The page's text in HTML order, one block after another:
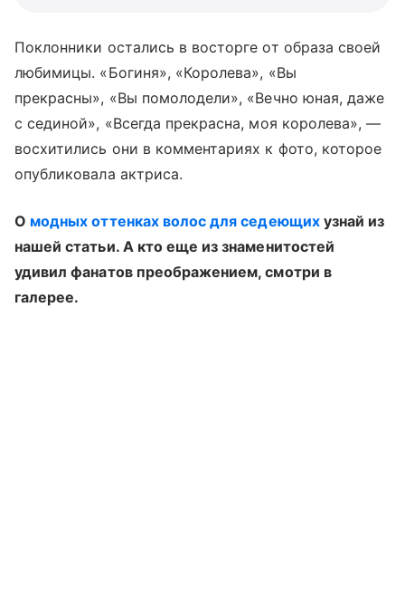
Поклонники остались в восторге от образа своей
любимицы. «Богиня», «Королева», «Вы
прекрасны», «Вы помолодели», «Вечно юная, даже
с сединой», «Всегда прекрасна, моя королева», —
восхитились они в комментариях к фото, которое
опубликовала актриса.
О модных оттенках волос для седеющихузнай из
нашей статьи. А кто еще из знаменитостей
удивил фанатов преображением, смотри в
галерее.